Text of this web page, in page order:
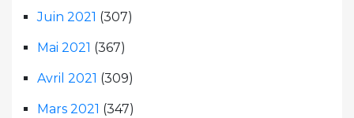
Juin 2021 (307)
Mai 2021 (367)
Avril 2021 (309)
Mars 2021 (347)